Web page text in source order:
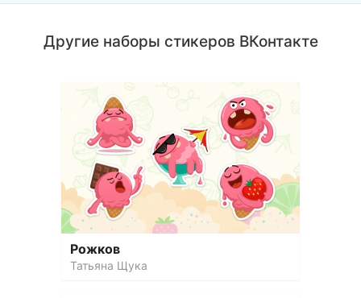
Другие наборы стикеров ВКонтакте
Рожков
Татьяна Щука